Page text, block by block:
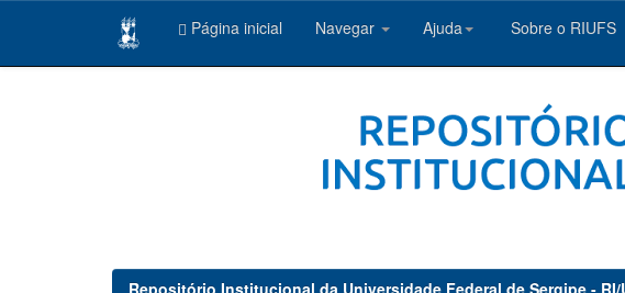
Página inicial Navegar Ajuda Sobre o RIUFS
Repositório Institucional da Universidade Federal de Sergipe - RI/